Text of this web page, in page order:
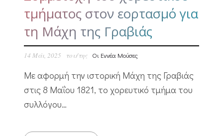
τμήματος στον εορτασμό για
τη Μάχη της Γραβιάς
14 Μάι, 2025 του/της Οι Εννέα Μούσες
Με αφορμή την ιστορική Μάχη της Γραβιάς
στις 8 Μαΐου 1821, το χορευτικό τμήμα του
συλλόγου…